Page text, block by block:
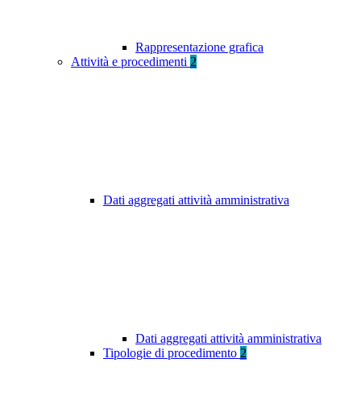
Rappresentazione grafica
Attività e procedimenti 2
Dati aggregati attività amministrativa
Dati aggregati attività amministrativa
Tipologie di procedimento 2